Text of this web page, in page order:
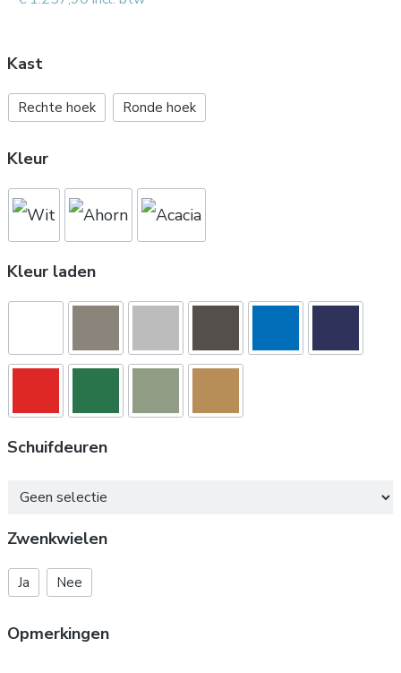
Kast
Rechte hoek Ronde hoek
Kleur
Kleur laden
Schuifdeuren
Schuifdeuren
Zwenkwielen
Ja Nee
Opmerkingen